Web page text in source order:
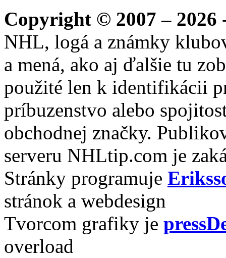
Copyright © 2007 – 2026
NHL, logá a známky
a mená, ako aj ďalšie tu
použité len k identifikácii
príbuzenstvo alebo
obchodnej značky.
serveru NHLtip.com je
Stránky programuje
stránok a webdesign
Tvorcom grafiky je
overload